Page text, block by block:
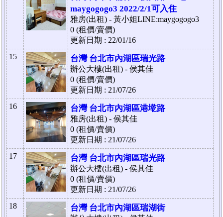
maygogogo3 2022/2/1可入住
雅房(出租) - 黃小姐LINE:maygogogo3
0 (租價/賣價)
更新日期 : 22/01/16
15
台灣 台北市內湖區瑞光路
辦公大樓(出租) - 侯其佳
0 (租價/賣價)
更新日期 : 21/07/26
16
台灣 台北市內湖區港墘路
雅房(出租) - 侯其佳
0 (租價/賣價)
更新日期 : 21/07/26
17
台灣 台北市內湖區瑞光路
辦公大樓(出租) - 侯其佳
0 (租價/賣價)
更新日期 : 21/07/26
18
台灣 台北市內湖區瑞湖街